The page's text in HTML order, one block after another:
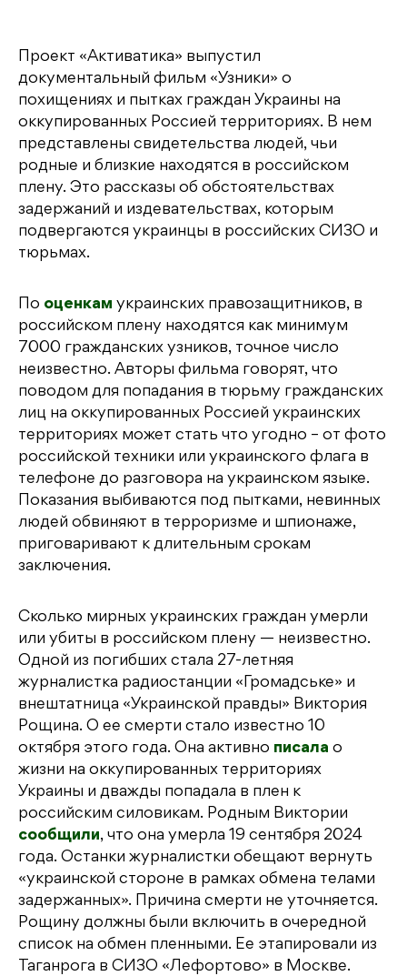
Проект «Активатика» выпустил
документальный фильм «Узники» о
похищениях и пытках граждан Украины на
оккупированных Россией территориях. В нем
представлены свидетельства людей, чьи
родные и близкие находятся в российском
плену. Это рассказы об обстоятельствах
задержаний и издевательствах, которым
подвергаются украинцы в российских СИЗО и
тюрьмах.
По оценкам украинских правозащитников, в
российском плену находятся как минимум
7000 гражданских узников, точное число
неизвестно. Авторы фильма говорят, что
поводом для попадания в тюрьму гражданских
лиц на оккупированных Россией украинских
территориях может стать что угодно – от фото
российской техники или украинского флага в
телефоне до разговора на украинском языке.
Показания выбиваются под пытками, невинных
людей обвиняют в терроризме и шпионаже,
приговаривают к длительным срокам
заключения.
Сколько мирных украинских граждан умерли
или убиты в российском плену — неизвестно.
Одной из погибших стала 27-летняя
журналистка радиостанции «Громадське» и
внештатница «Украинской правды» Виктория
Рощина. О ее смерти стало известно 10
октября этого года. Она активно писала о
жизни на оккупированных территориях
Украины и дважды попадала в плен к
российским силовикам. Родным Виктории
сообщили, что она умерла 19 сентября 2024
года. Останки журналистки обещают вернуть
«украинской стороне в рамках обмена телами
задержанных». Причина смерти не уточняется.
Рощину должны были включить в очередной
список на обмен пленными. Ее этапировали из
Таганрога в СИЗО «Лефортово» в Москве.